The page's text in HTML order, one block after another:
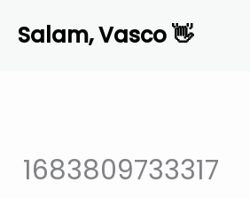
Salam, Vasco 👋
1683809733317